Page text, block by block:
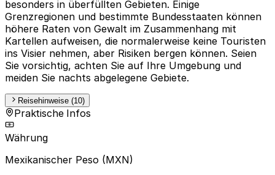
besonders in überfüllten Gebieten. Einige
Grenzregionen und bestimmte Bundesstaaten können
höhere Raten von Gewalt im Zusammenhang mit
Kartellen aufweisen, die normalerweise keine Touristen
ins Visier nehmen, aber Risiken bergen können. Seien
Sie vorsichtig, achten Sie auf Ihre Umgebung und
meiden Sie nachts abgelegene Gebiete.
Reisehinweise (10)
Praktische Infos
Währung
Mexikanischer Peso (MXN)